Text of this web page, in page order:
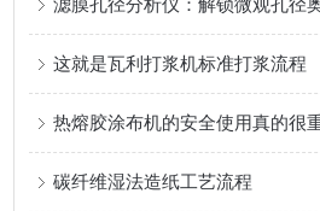
滤膜孔径分析仪：解锁微观孔径
这就是瓦利打浆机标准打浆流程
热熔胶涂布机的安全使用真的很
碳纤维湿法造纸工艺流程